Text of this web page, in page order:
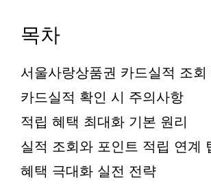
목차
서울사랑상품권 카드실적 조회
카드실적 확인 시 주의사항
적립 혜택 최대화 기본 원리
실적 조회와 포인트 적립 연계
혜택 극대화 실전 전략